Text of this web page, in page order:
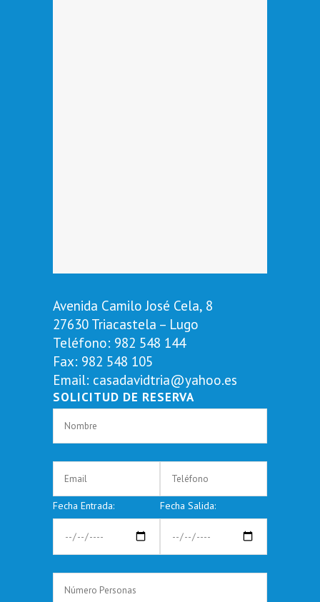
Avenida Camilo José Cela, 8
27630 Triacastela – Lugo
Teléfono: 982 548 144
Fax: 982 548 105
Email: casadavidtria@yahoo.es
SOLICITUD DE RESERVA
Fecha Entrada: Fecha Salida: